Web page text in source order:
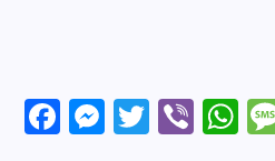
F
M
T
Vi W